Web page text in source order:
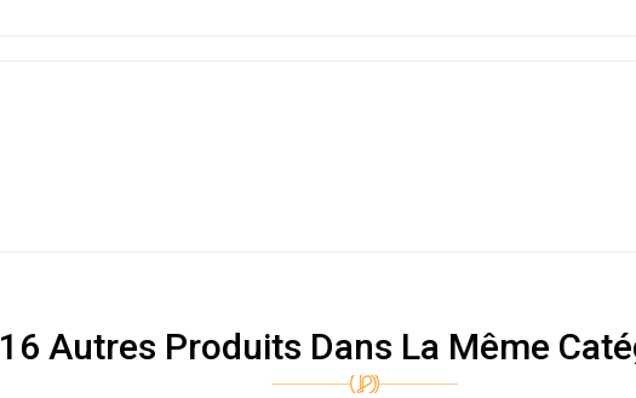
16 Autres Produits Dans La Même